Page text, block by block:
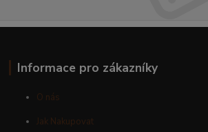
Informace pro zákazníky
O nás
Jak Nakupovat